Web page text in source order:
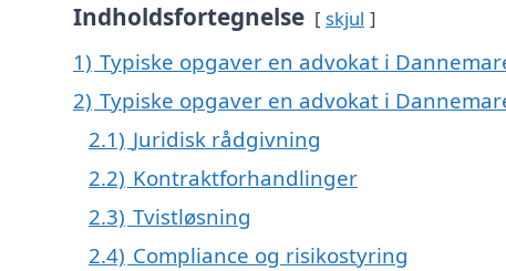
Indholdsfortegnelse skjul
1) Typiske opgaver en advokat i
2) Typiske opgaver en advokat i
2.1) Juridisk rådgivning
2.2) Kontraktforhandlinger
2.3) Tvistløsning
2.4) Compliance og risikostyring